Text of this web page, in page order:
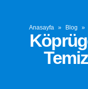
Anasayfa » Blog »